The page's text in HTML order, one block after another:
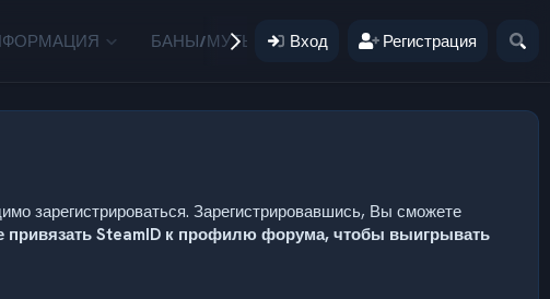
БАНЫ/МУТЫ ПОЖЕРТВОВАНИЯ
Вход Регистрация
зарегистрироваться. Зарегистрировавшись, Вы сможете
привязать SteamID к профилю форума, чтобы выигрывать